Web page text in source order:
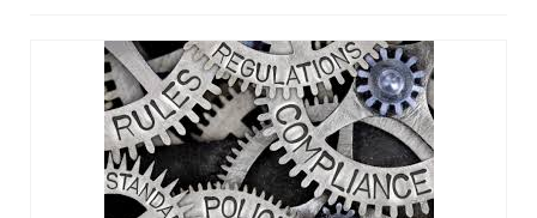
Вести
Повици / Огласи
Ресурси
Закони и програми